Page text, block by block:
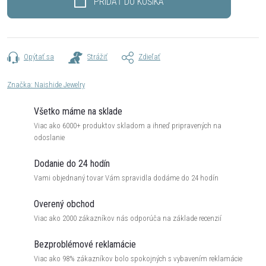
Opýtať sa Strážiť Zdieľať
Značka: Naishide Jewelry
Všetko máme na sklade
Viac ako 6000+ produktov skladom a ihneď pripravených na
odoslanie
Dodanie do 24 hodín
Vami objednaný tovar Vám spravidla dodáme do 24 hodín
Overený obchod
Viac ako 2000 zákazníkov nás odporúča na základe recenzií
Bezproblémové reklamácie
Viac ako 98% zákazníkov bolo spokojných s vybavením reklamácie